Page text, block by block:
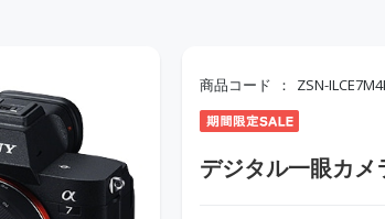
商品コード ZSN-
デジタル一眼カメ